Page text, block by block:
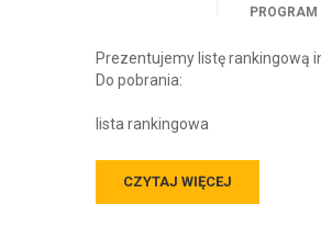
Prezentujemy listę rankingową
Do pobrania:
lista rankingowa
CZYTAJ WIĘCEJ